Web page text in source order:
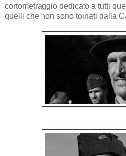
cortometraggio dedicato a tutti
quelli che non sono tornati dalla